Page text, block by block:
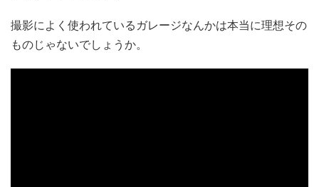
撮影によく使われているガレージなんかは本当に理想その
ものじゃないでしょうか。